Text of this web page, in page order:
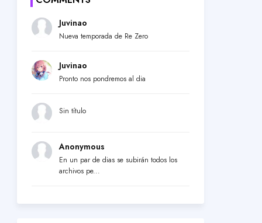
Juvinao
Nueva temporada de Re Zero
Juvinao
Pronto nos pondremos al dia
Sin título
Anonymous
En un par de dias se subirán todos los
archivos pe...